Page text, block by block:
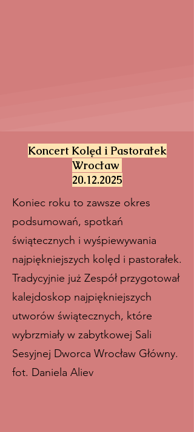
Koncert Kolęd i Pastorałek
Wrocław
20.12.2025
Koniec roku to zawsze okres
podsumowań, spotkań
świątecznych i wyśpiewywania
najpiękniejszych kolęd i pastorałek.
Tradycyjnie już Zespół przygotował
kalejdoskop najpiękniejszych
utworów świątecznych, które
wybrzmiały w zabytkowej Sali
Sesyjnej Dworca Wrocław Główny.
fot. Daniela Aliev